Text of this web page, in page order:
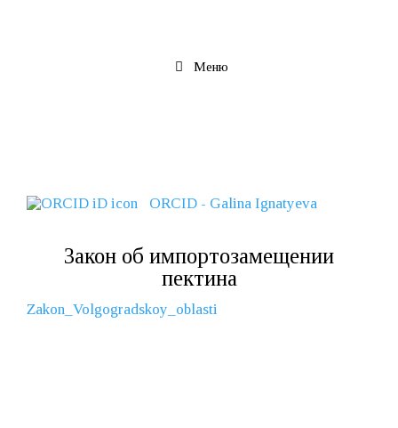
Меню
ORCID - Galina Ignatyeva
Закон об импортозамещении
пектина
Zakon_Volgogradskoy_oblasti